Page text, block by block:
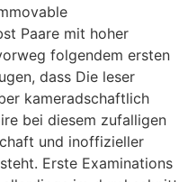
Paare mit hoher
folgendem ersten
dass Die leser
kameradschaftlich
bei diesem zufalligen
und inoffizieller
Erste Examinations